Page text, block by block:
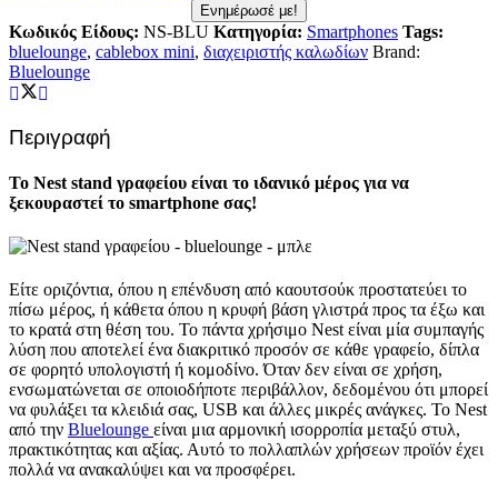
Ενημέρωσέ με!
Κωδικός Είδους: NS-BLU Κατηγορία: Smartphones Tags:
bluelounge, cablebox mini, διαχειριστής καλωδίων Brand:
Bluelounge
Περιγραφή
Το Nest stand γραφείου είναι το ιδανικό μέρος για να
ξεκουραστεί το smartphone σας!
Είτε οριζόντια, όπου η επένδυση από καουτσούκ προστατεύει το
πίσω μέρος, ή κάθετα όπου η κρυφή βάση γλιστρά προς τα έξω και
το κρατά στη θέση του. Το πάντα χρήσιμο Nest είναι μία συμπαγής
λύση που αποτελεί ένα διακριτικό προσόν σε κάθε γραφείο, δίπλα
σε φορητό υπολογιστή ή κομοδίνο. Όταν δεν είναι σε χρήση,
ενσωματώνεται σε οποιοδήποτε περιβάλλον, δεδομένου ότι μπορεί
να φυλάξει τα κλειδιά σας, USB και άλλες μικρές ανάγκες. Το Nest
από την Bluelounge είναι μια αρμονική ισορροπία μεταξύ στυλ,
πρακτικότητας και αξίας. Αυτό το πολλαπλών χρήσεων προϊόν έχει
πολλά να ανακαλύψει και να προσφέρει.